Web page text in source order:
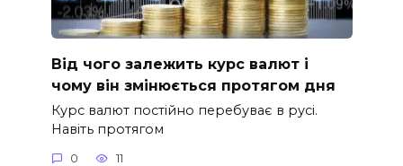
Від чого залежить курс валют і
чому він змінюється протягом дня
Курс валют постійно перебуває в русі.
Навіть протягом
0 11